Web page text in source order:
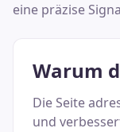
eine präzise
Warum
Die Seite
und